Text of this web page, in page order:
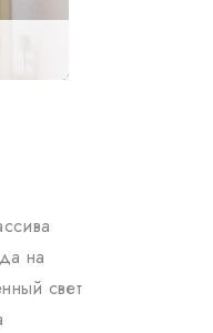
на
свет